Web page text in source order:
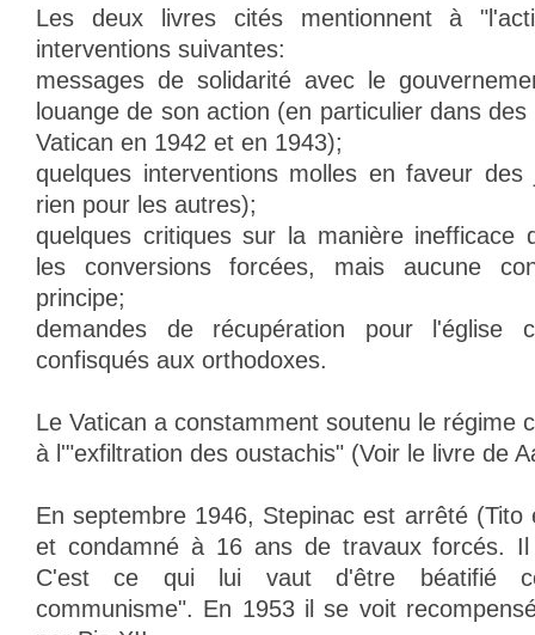
Les deux livres cités mentionnent à
interventions suivantes:
messages de solidarité avec le
louange de son action (en particulier dans
Vatican en 1942 et en 1943);
quelques interventions molles en faveur des
rien pour les autres);
quelques critiques sur la manière inefficace
les conversions forcées, mais aucune
principe;
demandes de récupération pour l'église
confisqués aux orthodoxes.
Le Vatican a constamment soutenu le régime
à l'"exfiltration des oustachis" (Voir le livre de
En septembre 1946, Stepinac est arrêté (Tito
et condamné à 16 ans de travaux forcés.
C'est ce qui lui vaut d'être béatifié
communisme". En 1953 il se voit